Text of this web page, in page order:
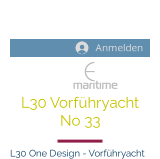
Anmelden
L30 Vorführyacht
No 33
L30 One Design - Vorführyacht